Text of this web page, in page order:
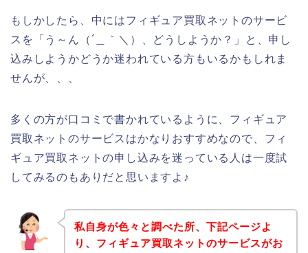
もしかしたら、中にはフィギュア買取ネットのサービ
スを「う～ん（´＿｀＼）、どうしようか？」と、申し
込みしようかどうか迷われている方もいるかもしれま
せんが、、、
多くの方が口コミで書かれているように、フィギュア
買取ネットのサービスはかなりおすすめなので、フィ
ギュア買取ネットの申し込みを迷っている人は一度試
してみるのもありだと思いますよ♪
私自身が色々と調べた所、下記ページよ
り、フィギュア買取ネットのサービスがお